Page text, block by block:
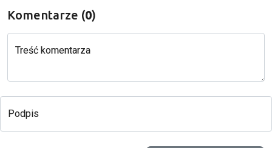
Komentarze (0)
Treść komentarza
Podpis